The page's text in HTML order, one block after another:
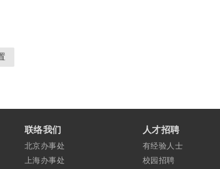
联络我们
北京办事处
上海办事处
人才招聘
有经验人士
校园招聘